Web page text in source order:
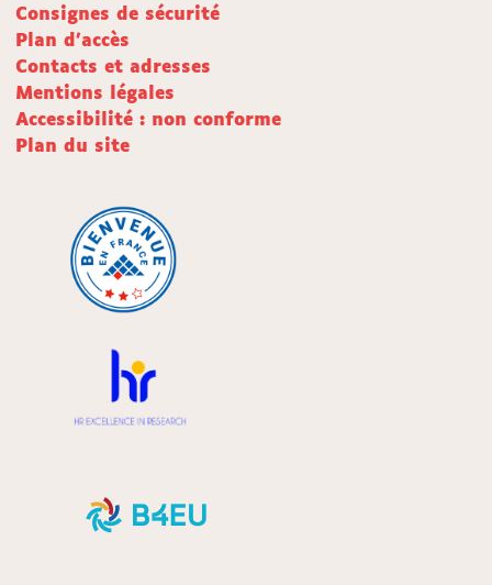
Consignes de sécurité
Plan d'accès
Contacts et adresses
Mentions légales
Accessibilité : non conforme
Plan du site